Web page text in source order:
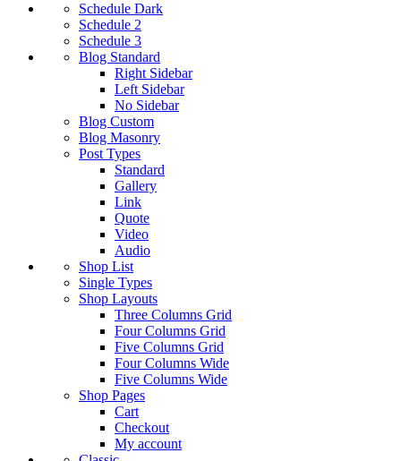
Schedule Dark
Schedule 2
Schedule 3
Blog Standard
Right Sidebar
Left Sidebar
No Sidebar
Blog Custom
Blog Masonry
Post Types
Standard
Gallery
Link
Quote
Video
Audio
Shop List
Single Types
Shop Layouts
Three Columns Grid
Four Columns Grid
Five Columns Grid
Four Columns Wide
Five Columns Wide
Shop Pages
Cart
Checkout
My account